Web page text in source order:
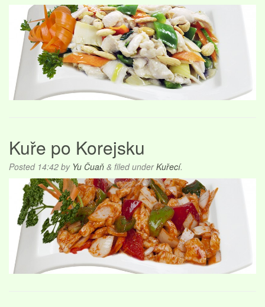
Kuře po Korejsku
Posted 14:42 by Yu Čuaň & filed underKuřecí.